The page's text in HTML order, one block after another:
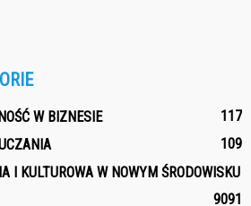
W BIZNESIE
117
109
I KULTUROWA W NOWYM ŚRODOWISKU
91
90